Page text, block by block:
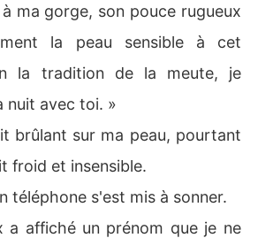
ma gorge, son pouce rugueux
la peau sensible à cet
la tradition de la meute, je
nuit avec toi. »
brûlant sur ma peau, pourtant
froid et insensible.
téléphone s'est mis à sonner.
a affiché un prénom que je ne